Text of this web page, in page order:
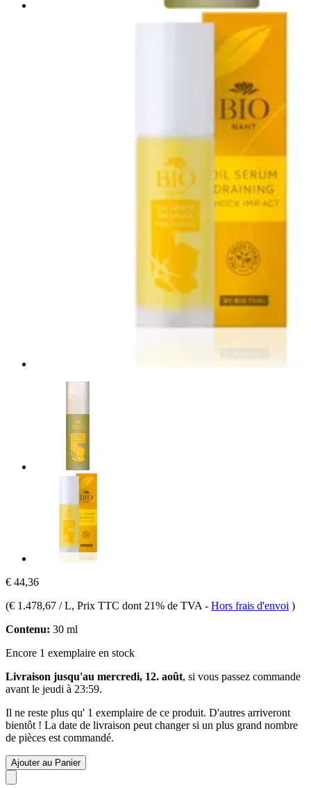
€ 44,36
(€ 1.478,67 / L, Prix TTC dont 21% de TVA - Hors frais d'envoi )
Contenu: 30 ml
Encore 1 exemplaire en stock
Livraison jusqu'au mercredi, 12. août, si vous passez commande
avant le jeudi à 23:59.
Il ne reste plus qu' 1 exemplaire de ce produit. D'autres arriveront
bientôt ! La date de livraison peut changer si un plus grand nombre
de pièces est commandé.
Ajouter au Panier